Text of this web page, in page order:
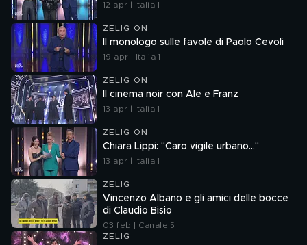
12 apr | Italia 1
ZELIG ON
Il monologo sulle favole di Paolo Cevoli
19 apr | Italia 1
ZELIG ON
Il cinema noir con Ale e Franz
13 apr | Italia 1
ZELIG ON
Chiara Lippi: "Caro vigile urbano..."
13 apr | Italia 1
ZELIG
Vincenzo Albano e gli amici delle bocce
di Claudio Bisio
03 feb | Canale 5
ZELIG